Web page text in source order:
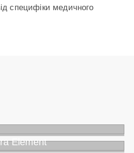
специфіки медичного
Element